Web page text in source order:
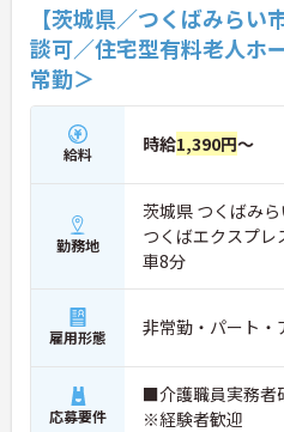
【茨城県／つくばみら
談可／住宅型有料老人ホ
常勤＞
給料 時給1,390円～
勤務地
茨城県 つくばみ
つくばエクスプレ
車8分
雇用形態 非常勤・パート・
応募要件
■介護職員実務者
※経験者歓迎